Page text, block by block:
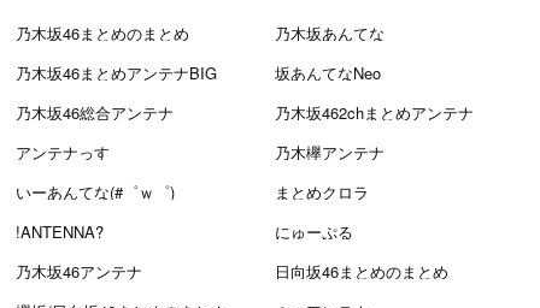
乃木坂46まとめのまとめ
乃木坂あんてな
乃木坂46まとめアンテナBIG
坂あんてなNeo
乃木坂46総合アンテナ
乃木坂462chまとめアンテナ
アンテナっす
乃木欅アンテナ
いーあんてな(#゜ｗ゜)
まとめクロラ
!ANTENNA?
にゅーぷる
乃木坂46アンテナ
日向坂46まとめのまとめ